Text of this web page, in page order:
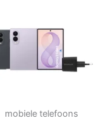
mobiele telefoons